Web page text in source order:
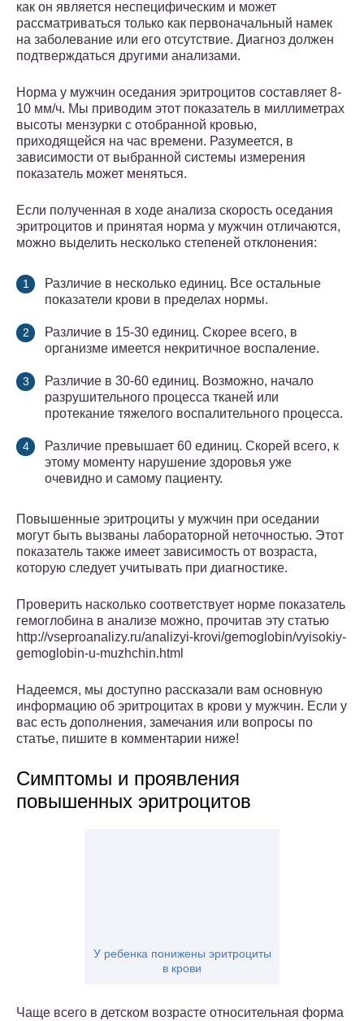
как он является неспецифическим и может
рассматриваться только как первоначальный намек
на заболевание или его отсутствие. Диагноз должен
подтверждаться другими анализами.
Норма у мужчин оседания эритроцитов составляет 8-
10 мм/ч. Мы приводим этот показатель в миллиметрах
высоты мензурки с отобранной кровью,
приходящейся на час времени. Разумеется, в
зависимости от выбранной системы измерения
показатель может меняться.
Если полученная в ходе анализа скорость оседания
эритроцитов и принятая норма у мужчин отличаются,
можно выделить несколько степеней отклонения:
Различие в несколько единиц. Все остальные
показатели крови в пределах нормы.
Различие в 15-30 единиц. Скорее всего, в
организме имеется некритичное воспаление.
Различие в 30-60 единиц. Возможно, начало
разрушительного процесса тканей или
протекание тяжелого воспалительного процесса.
Различие превышает 60 единиц. Скорей всего, к
этому моменту нарушение здоровья уже
очевидно и самому пациенту.
Повышенные эритроциты у мужчин при оседании
могут быть вызваны лабораторной неточностью. Этот
показатель также имеет зависимость от возраста,
которую следует учитывать при диагностике.
Проверить насколько соответствует норме показатель
гемоглобина в анализе можно, прочитав эту статью
http://vseproanalizy.ru/analizyi-krovi/gemoglobin/vyisokiy-
gemoglobin-u-muzhchin.html
Надеемся, мы доступно рассказали вам основную
информацию об эритроцитах в крови у мужчин. Если у
вас есть дополнения, замечания или вопросы по
статье, пишите в комментарии ниже!
Симптомы и проявления
повышенных эритроцитов
У ребенка понижены эритроциты
в крови
Чаще всего в детском возрасте относительная форма